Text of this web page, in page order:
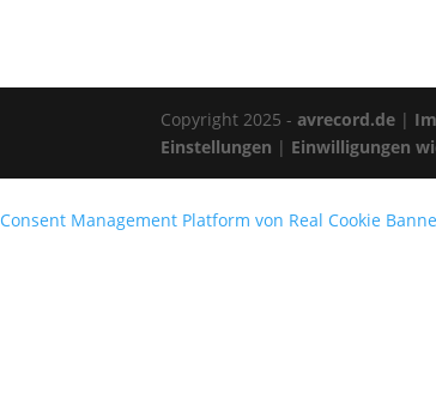
Copyright 2025 -avrecord.de |
Einstellungen | Einwilligungen
Consent Management Platform von Real Cookie